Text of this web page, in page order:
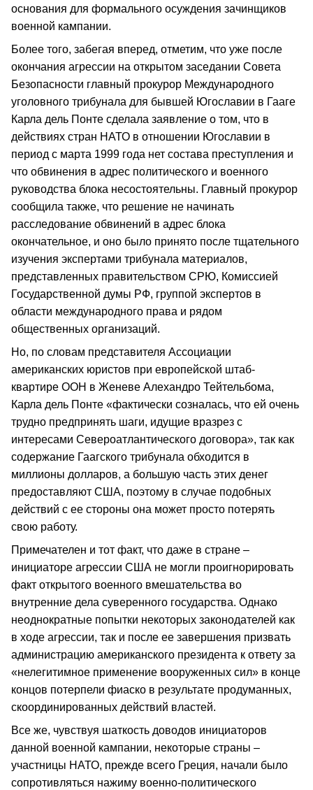
основания для формального осуждения зачинщиков
военной кампании.
Более того, забегая вперед, отметим, что уже после
окончания агрессии на открытом заседании Совета
Безопасности главный прокурор Международного
уголовного трибунала для бывшей Югославии в Гааге
Карла дель Понте сделала заявление о том, что в
действиях стран НАТО в отношении Югославии в
период с марта 1999 года нет состава преступления и
что обвинения в адрес политического и военного
руководства блока несостоятельны. Главный прокурор
сообщила также, что решение не начинать
расследование обвинений в адрес блока
окончательное, и оно было принято после тщательного
изучения экспертами трибунала материалов,
представленных правительством СРЮ, Комиссией
Государственной думы РФ, группой экспертов в
области международного права и рядом
общественных организаций.
Но, по словам представителя Ассоциации
американских юристов при европейской штаб-
квартире ООН в Женеве Алехандро Тейтельбома,
Карла дель Понте «фактически созналась, что ей очень
трудно предпринять шаги, идущие вразрез с
интересами Североатлантического договора», так как
содержание Гаагского трибунала обходится в
миллионы долларов, а большую часть этих денег
предоставляют США, поэтому в случае подобных
действий с ее стороны она может просто потерять
свою работу.
Примечателен и тот факт, что даже в стране –
инициаторе агрессии США не могли проигнорировать
факт открытого военного вмешательства во
внутренние дела суверенного государства. Однако
неоднократные попытки некоторых законодателей как
в ходе агрессии, так и после ее завершения призвать
администрацию американского президента к ответу за
«нелегитимное применение вооруженных сил» в конце
концов потерпели фиаско в результате продуманных,
скоординированных действий властей.
Все же, чувствуя шаткость доводов инициаторов
данной военной кампании, некоторые страны –
участницы НАТО, прежде всего Греция, начали было
сопротивляться нажиму военно-политического